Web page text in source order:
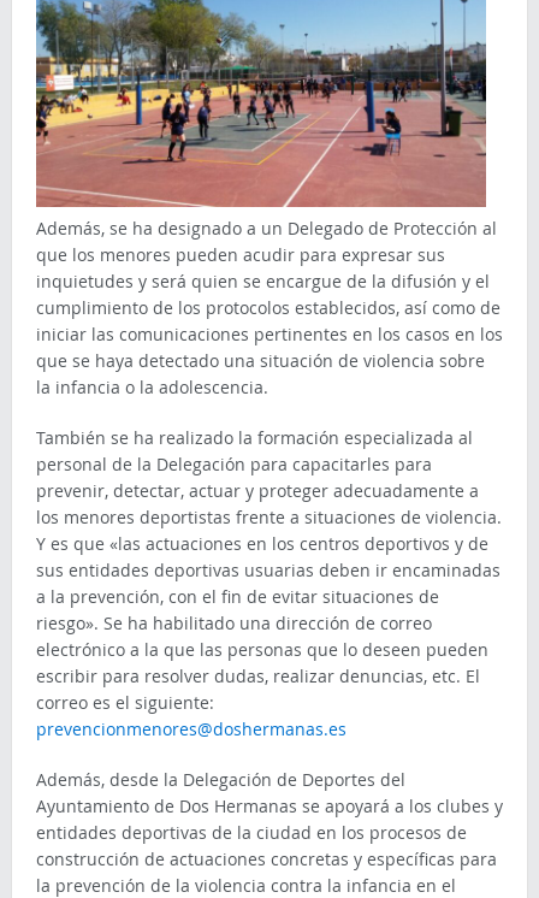
Además, se ha designado a un Delegado de Protección al
que los menores pueden acudir para expresar sus
inquietudes y será quien se encargue de la difusión y el
cumplimiento de los protocolos establecidos, así como de
iniciar las comunicaciones pertinentes en los casos en los
que se haya detectado una situación de violencia sobre
la infancia o la adolescencia.
También se ha realizado la formación especializada al
personal de la Delegación para capacitarles para
prevenir, detectar, actuar y proteger adecuadamente a
los menores deportistas frente a situaciones de violencia.
Y es que «las actuaciones en los centros deportivos y de
sus entidades deportivas usuarias deben ir encaminadas
a la prevención, con el fin de evitar situaciones de
riesgo». Se ha habilitado una dirección de correo
electrónico a la que las personas que lo deseen pueden
escribir para resolver dudas, realizar denuncias, etc. El
correo es el siguiente:
prevencionmenores@doshermanas.es
Además, desde la Delegación de Deportes del
Ayuntamiento de Dos Hermanas se apoyará a los clubes y
entidades deportivas de la ciudad en los procesos de
construcción de actuaciones concretas y específicas para
la prevención de la violencia contra la infancia en el